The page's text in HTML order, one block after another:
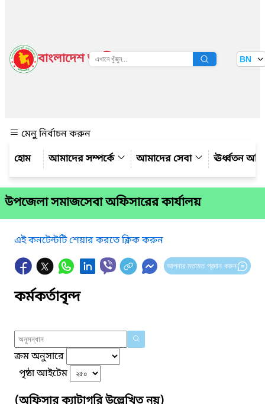
বাংলাদেশ জাতীয় তথ্য বাতায়ন BN
মেনু নির্বাচন করুন
আমাদের সম্পর্কে
আমাদের সেবা ঊর্ধ্বতন
উপজেলা সমাজসেবা অফিসারের কার্যালয়
এই কনটেন্টটি শেয়ার করতে ক্লিক করুন
আপনার মতামত প্রদান করুন
কর্মকর্তাবৃন্দ
ক্রম অনুসারে
পৃষ্ঠা আইটেম